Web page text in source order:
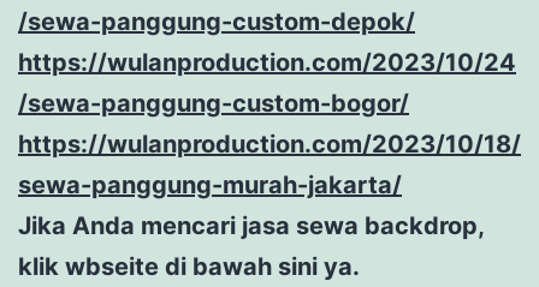
/sewa-panggung-custom-depok/
https://wulanproduction.com/2023/10/24
/sewa-panggung-custom-bogor/
https://wulanproduction.com/2023/10/18/
sewa-panggung-murah-jakarta/
Jika Anda mencari jasa sewa backdrop,
klik wbseite di bawah sini ya.